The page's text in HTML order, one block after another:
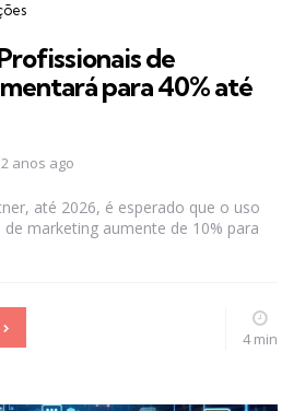
de
para 40% até
2 anos ago
até 2026, é esperado que o uso
marketing aumente de 10% para
4 min